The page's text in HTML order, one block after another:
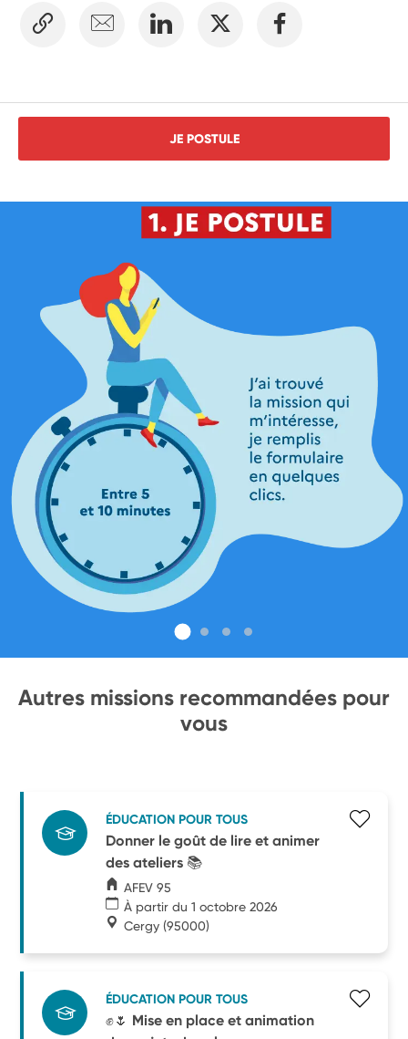
JE POSTULE
Autres missions recommandées pour
vous
ÉDUCATION POUR TOUS
Donner le goût de lire et animer
des ateliers 📚
AFEV 95
À partir du 1 octobre 2026
Cergy (95000)
ÉDUCATION POUR TOUS
✊🌷 Mise en place et animation